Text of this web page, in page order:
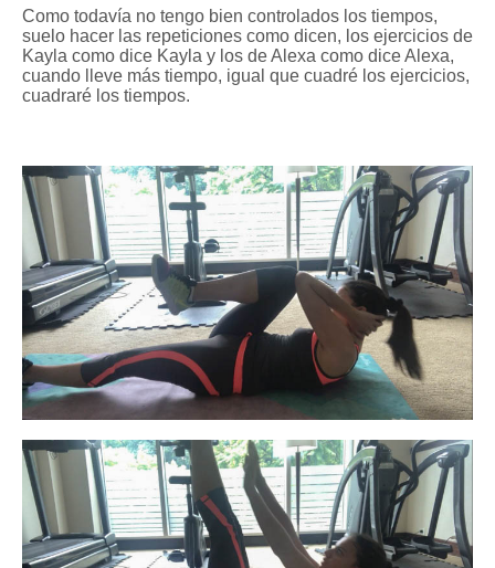
Como todavía no tengo bien controlados los tiempos,
suelo hacer las repeticiones como dicen, los ejercicios de
Kayla como dice Kayla y los de Alexa como dice Alexa,
cuando lleve más tiempo, igual que cuadré los ejercicios,
cuadraré los tiempos.